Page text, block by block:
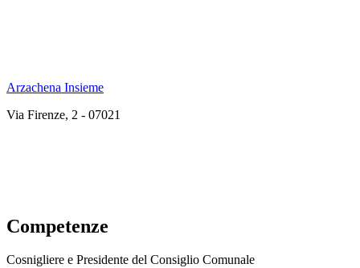
Arzachena Insieme
Via Firenze, 2 - 07021
Competenze
Cosnigliere e Presidente del Consiglio Comunale